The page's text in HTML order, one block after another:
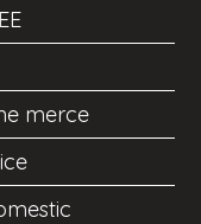
merce